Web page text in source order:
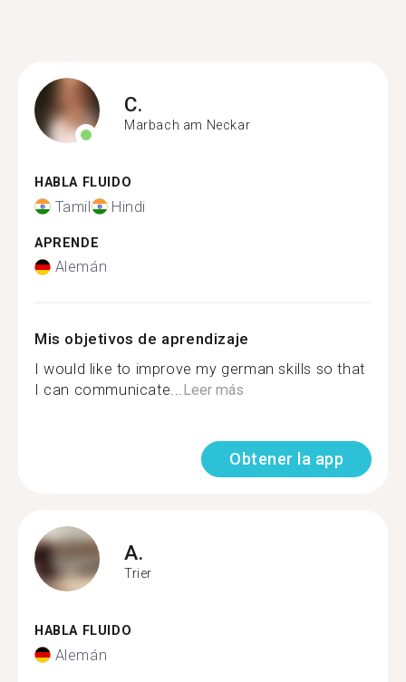
C.
Marbach am Neckar
HABLA FLUIDO
Tamil Hindi
APRENDE
Alemán
Mis objetivos de aprendizaje
I would like to improve my german skills so that
I can communicate...Leer más
Obtener la app
A.
Trier
HABLA FLUIDO
Alemán